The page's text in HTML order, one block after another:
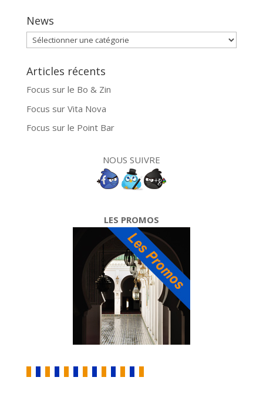
News
News
Articles récents
Focus sur le Bo & Zin
Focus sur Vita Nova
Focus sur le Point Bar
NOUS SUIVRE
LES PROMOS